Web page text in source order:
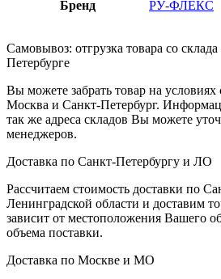
Бренд РУ-ФЛЕКС
Самовывоз: отгрузка товара со
Петербурге
Вы можете забрать товар на условиях
Москва и Санкт-Петербург.
так же адреса складов Вы можете
менеджеров.
Доставка по Санкт-Петербургу и ЛО
Рассчитаем стоимость доставки по
Ленинградской области и доставим
зависит от местоположения Вашего
объема поставки.
Доставка по Москве и МО